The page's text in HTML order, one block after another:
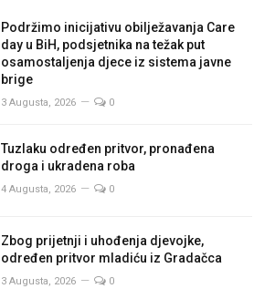
Podržimo inicijativu obilježavanja Care
day u BiH, podsjetnika na težak put
osamostaljenja djece iz sistema javne
brige
3 Augusta, 2026 0
Tuzlaku određen pritvor, pronađena
droga i ukradena roba
4 Augusta, 2026 0
Zbog prijetnji i uhođenja djevojke,
određen pritvor mladiću iz Gradačca
3 Augusta, 2026 0